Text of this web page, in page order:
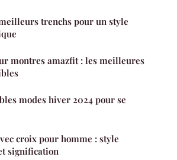
trenchs pour un style
montres amazfit : les meilleures
modes hiver 2024 pour se
croix pour homme : style
signification